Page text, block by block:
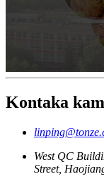
Kontaka
West QC
Street,